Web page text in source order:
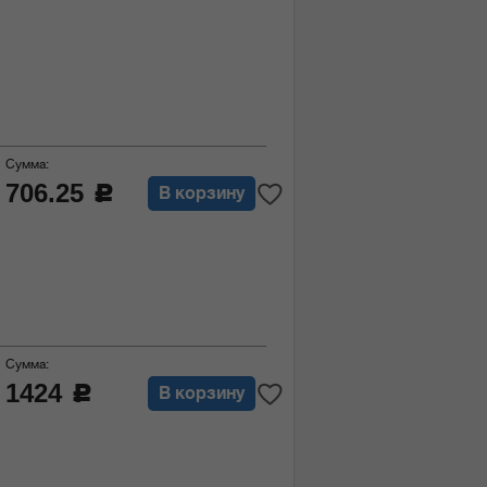
Сумма:
706.25 c В корзину
Сумма:
1424 c В корзину